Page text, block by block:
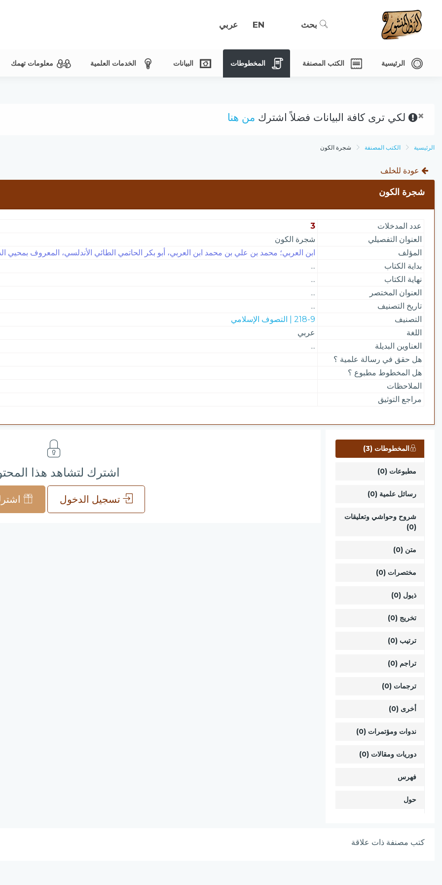
بحث EN عربي
الرئيسية الكتب المصنفة المخطوطات البيانات الخدمات العلمية معلومات تهمك
× لكي ترى كافة البيانات فضلاً اشترك من هنا
الرئيسية الكتب المصنفة شجرة الكون
عودة للخلف
شجرة الكون
عدد المدخلات
3
العنوان التفصيلي
شجرة الكون
المؤلف
ابن العربي؛ محمد بن علي بن محمد ابن العربي، أبو بكر الحاتمي الطائي الأندلسي، المعروف بمحيي
بداية الكتاب
...
نهاية الكتاب
...
العنوان المختصر
...
تاريخ التصنيف
...
التصنيف
218-9 | التصوف الإسلامي
اللغة
عربي
العناوين البديلة
...
هل حقق في رسالة علمية ؟
هل المخطوط مطبوع ؟
الملاحظات
مراجع التوثيق
المخطوطات (3)
مطبوعات (0)
رسائل علمية (0)
شروح وحواشي وتعليقات
(0)
متن (0)
مختصرات (0)
ذيول (0)
تخريج (0)
ترتيب (0)
تراجم (0)
ترجمات (0)
أخرى (0)
ندوات ومؤتمرات (0)
دوريات ومقالات (0)
فهرس
حول
اشترك لتشاهد هذا
تسجيل الدخول
كتب مصنفة ذات علاقة